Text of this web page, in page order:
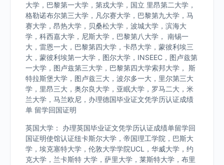
大学，巴黎第一大学，第戎大学，国立 里昂第二大学，
格勒诺布尔第三大学，凡尔赛大学，巴黎第九大学，马
赛大学，昂热大学，贝桑松大学，波城大学，滨海大
学，科西嘉大学，尼斯大学，巴黎第八大学， 南锡一
大，雷恩一大，巴黎第四大学，卡昂大学，蒙彼利埃三
大，蒙彼利埃第一大学，图尔大学，INSEEC，图卢兹第
一大学，图卢兹第三大学，巴黎第四大学索邦大学， 斯
特拉斯堡大学，图卢兹三大，波尔多一大，里尔第三大
学，里昂三大，奥尔良大学，亚眠大学，罗马二大，米
兰大学，马兰欧尼，办理德国毕业证文凭学历认证成绩
单 留学回国证明
英国大学： 办理英国毕业证文凭学历认证成绩单留学回
国证明使馆认证纽卡斯尔大学，帝国理工学院，巴斯大
学，埃克塞特大学，伦敦大学学院UCL，华威大学，约
克大学，兰卡斯特 大学，萨里大学，莱斯特大学，布里